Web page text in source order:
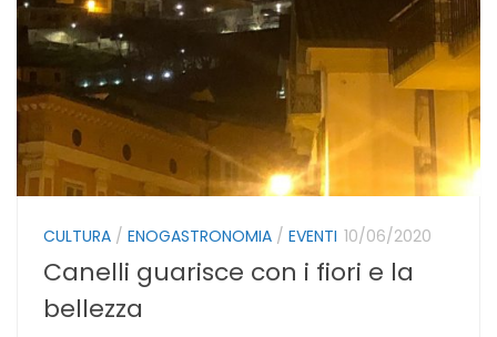
CULTURA / ENOGASTRONOMIA / EVENTI 10/06/2020
Canelli guarisce con i fiori e la
bellezza